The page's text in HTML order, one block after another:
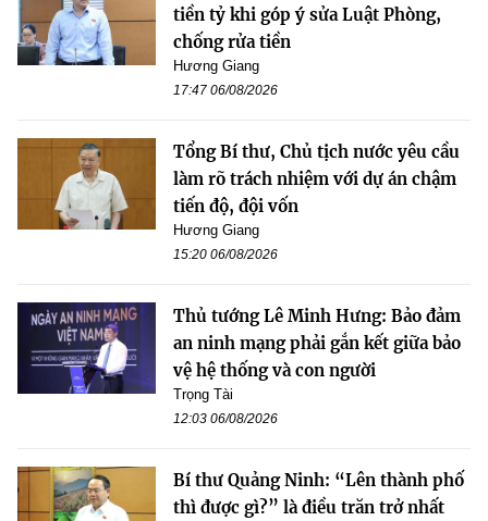
tiền tỷ khi góp ý sửa Luật Phòng,
chống rửa tiền
Hương Giang
17:47 06/08/2026
Tổng Bí thư, Chủ tịch nước yêu cầu
làm rõ trách nhiệm với dự án chậm
tiến độ, đội vốn
Hương Giang
15:20 06/08/2026
Thủ tướng Lê Minh Hưng: Bảo đảm
an ninh mạng phải gắn kết giữa bảo
vệ hệ thống và con người
Trọng Tài
12:03 06/08/2026
Bí thư Quảng Ninh: “Lên thành phố
thì được gì?” là điều trăn trở nhất